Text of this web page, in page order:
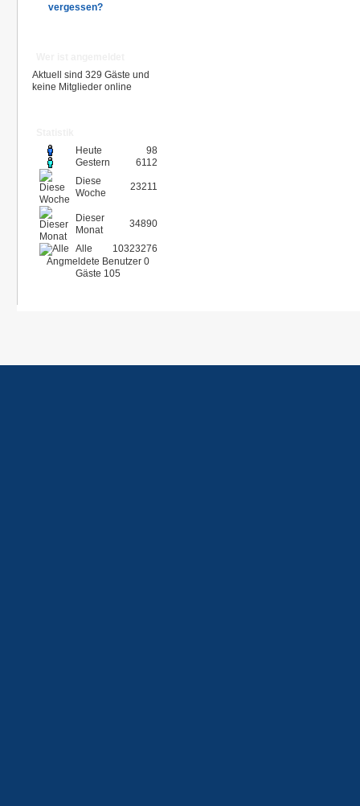
vergessen?
Aktuell sind 329 Gäste und
keine Mitglieder online
Heute
98
Gestern
6112
Diese
Woche
23211
Dieser
Monat
34890
Alle
10323276
Angmeldete Benutzer 0
Gäste 105